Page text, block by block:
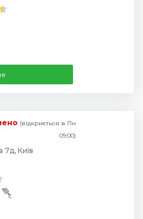
(відкриється в Пн
09:00)
7д, Київ